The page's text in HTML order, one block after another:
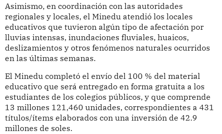
Asimismo, en coordinación con las autoridades
regionales y locales, el Minedu atendió los locales
educativos que tuvieron algún tipo de afectación por
lluvias intensas, inundaciones fluviales, huaicos,
deslizamientos y otros fenómenos naturales ocurridos
en las últimas semanas.
El Minedu completó el envío del 100 % del material
educativo que será entregado en forma gratuita a los
estudiantes de los colegios públicos, y que comprende
13 millones 121,460 unidades, correspondientes a 431
títulos/ítems elaborados con una inversión de 42.9
millones de soles.